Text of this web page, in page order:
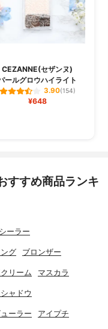
CEZANNE(セザンヌ)
ールグロウハイライト
3.90(154)
¥648
すすめ商品ランキ
ーラー
グ ブロンザー
クリーム マスカラ
ャドウ
ーラー アイプチ